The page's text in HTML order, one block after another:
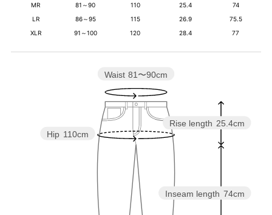
MR
81～90 110 25.4
74
LR
86～95 115 26.9
75.5
XLR
91～100 120 28.4 77
Inseam length 74cm
Rise length 25.4cm
Hip 110cm
Waist 81〜90cm